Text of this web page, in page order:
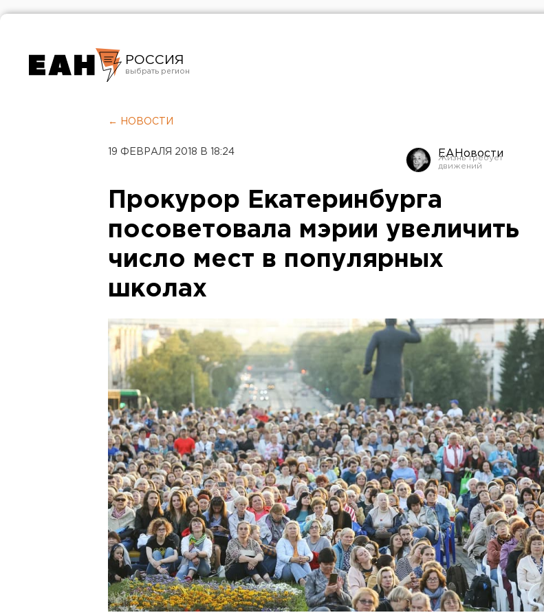
РОССИЯ
Челябинск
← НОВОСТИ
19 ФЕВРАЛЯ 2018 В 18:24 ЕАНовости
Прокурор Екатеринбурга
посоветовала мэрии увеличить
число мест в популярных
школах